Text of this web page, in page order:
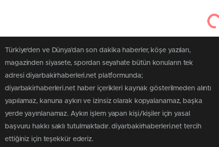
Türkiye'den ve Dünya’dan son dakika haberler, köşe yazıları,
magazinden siyasete, spordan seyahate bütün konuların tek
adresi diyarbakirhaberleri.net platformunda;
diyarbakirhaberleri.net haber içerikleri kaynak gösterilmeden alıntı
yapılamaz, kanuna aykırı ve izinsiz olarak kopyalanamaz, başka
yerde yayınlanamaz. Aykırı işlem yapan kişi/kişiler için yasal
başvuru hakkı saklı tutulmaktadır. diyarbakirhaberleri.net tercih
ettiğiniz için teşekkür ederiz.